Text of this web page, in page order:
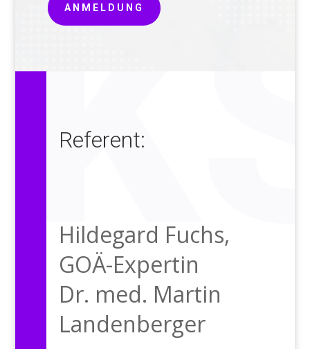
ANMELDUNG
Referent:
Hildegard Fuchs,
GOÄ-Expertin
Dr. med. Martin
Landenberger